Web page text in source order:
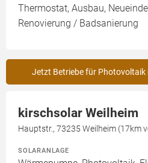
Thermostat, Ausbau,
Renovierung / Badsanierung
Jetzt Betriebe für Photovoltaik
kirschsolar Weilheim
Hauptstr., 73235 Weilheim (17km
SOLARANLAGE